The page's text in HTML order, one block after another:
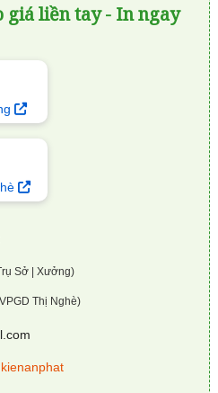
giá liền tay - In ngay
Sở | Xưởng)
Thị Nghè)